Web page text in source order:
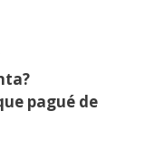
pagué de